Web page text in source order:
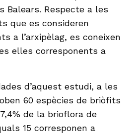
Balears. Respecte a les
que es consideren
a l’arxipèlag, es coneixen
elles corresponents a
d’aquest estudi, a les
60 espècies de briòfits
de la brioflora de
15 corresponen a